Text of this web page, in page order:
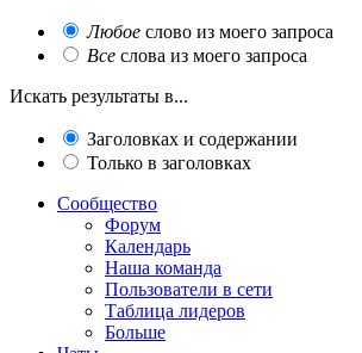
Любое слово из моего запроса
Все слова из моего запроса
Искать результаты в...
Заголовках и содержании
Только в заголовках
Сообщество
Форум
Календарь
Наша команда
Пользователи в сети
Таблица лидеров
Больше